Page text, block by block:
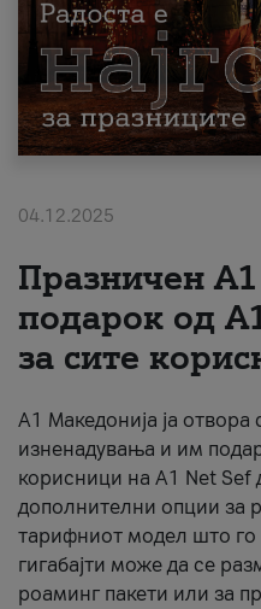
Приватни
Поддршка
Надополни кредит
За нас
#ПодобарОнлајн
04.12.2025
Празничен
подарок од
за сите
А1 Македонија ја отвора
изненадувања и им
корисници на A1 Net Sef
дополнителни опции за
тарифниот модел што го
гигабајти може да се
роаминг пакети или за